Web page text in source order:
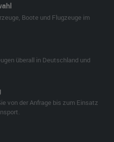
Boote und Flugzeuge im
überall in Deutschland und
von der Anfrage bis zum Einsatz